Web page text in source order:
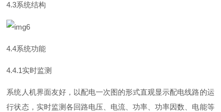
4.3系统结构
4.4系统功能
4.4.1实时监测
系统人机界面友好，以配电一次图的形式直观显示配电线路的运
行状态，实时监测各回路电压、电流、功率、功率因数、电能等